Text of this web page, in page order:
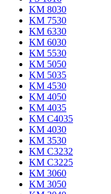
KM 8030
KM 7530
KM 6330
KM 6030
KM 5530
KM 5050
KM 5035
KM 4530
KM 4050
KM 4035
KM C4035
KM 4030
KM 3530
KM C3232
KM C3225
KM 3060
KM 3050